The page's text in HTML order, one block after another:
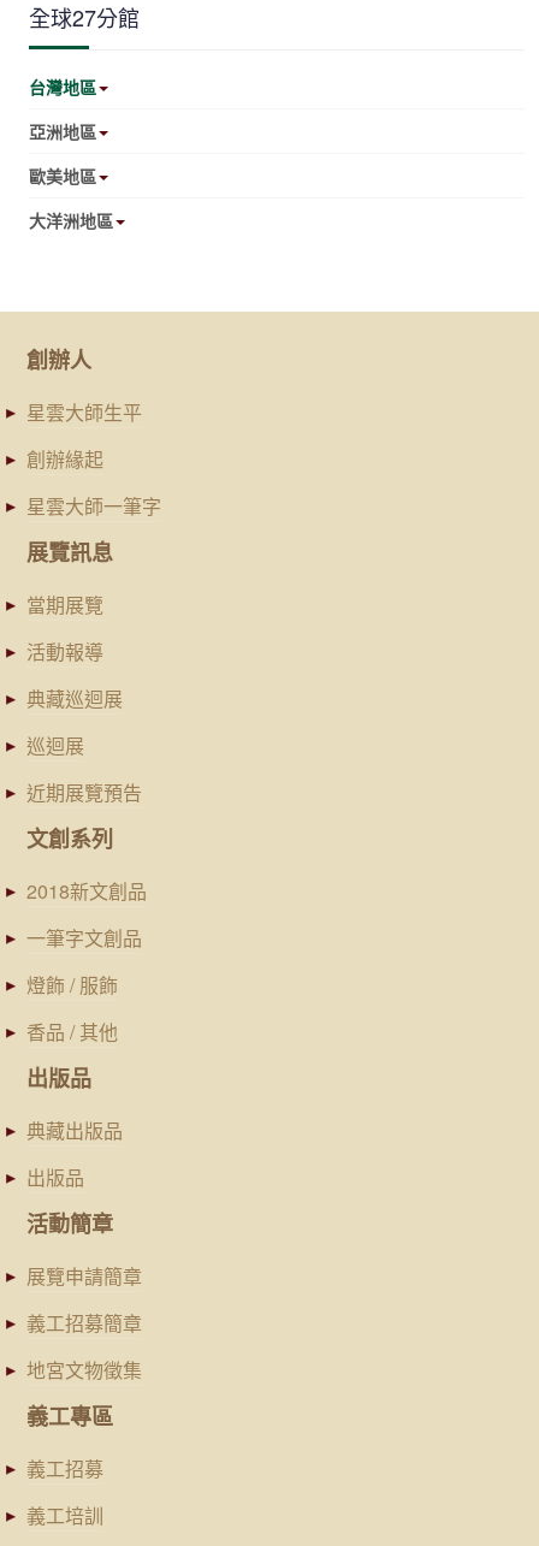
全球27分館
台灣地區
亞洲地區
歐美地區
大洋洲地區
創辦人
星雲大師生平
創辦緣起
星雲大師一筆字
展覽訊息
當期展覽
活動報導
典藏巡迴展
巡迴展
近期展覽預告
文創系列
2018新文創品
一筆字文創品
燈飾 / 服飾
香品 / 其他
出版品
典藏出版品
出版品
活動簡章
展覽申請簡章
義工招募簡章
地宮文物徵集
義工專區
義工招募
義工培訓